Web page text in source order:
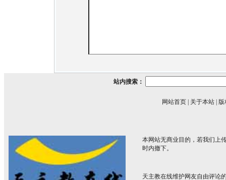
站内搜索：
网站首页 关于本站 版
本网站无商业目的，若我们上
时内撤下。
天主教在线维护网友自由评论